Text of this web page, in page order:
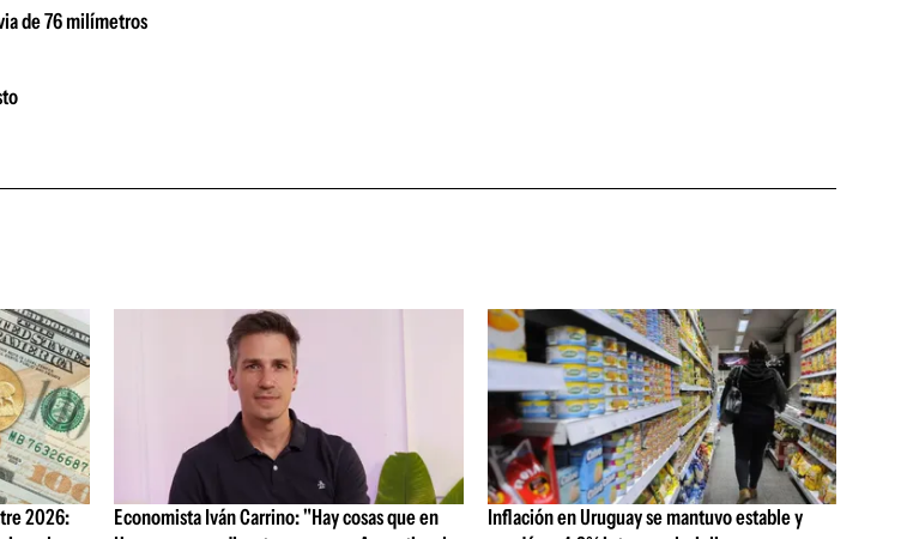
de 76 milímetros
2026:
Economista Iván Carrino: "Hay cosas que en
Inflación en Uruguay se mantuvo estable y